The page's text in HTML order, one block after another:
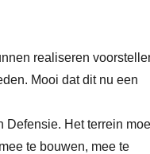
realiseren
Mooi dat dit nu een
Defensie. Het terrein
te bouwen, mee te